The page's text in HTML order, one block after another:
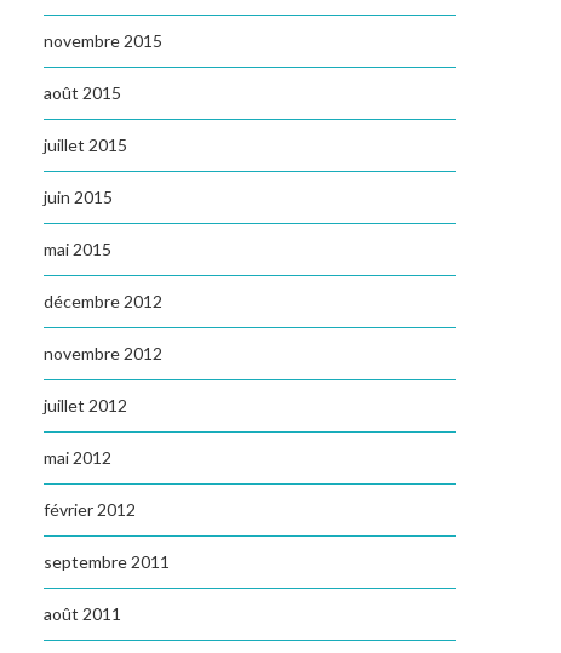
novembre 2015
août 2015
juillet 2015
juin 2015
mai 2015
décembre 2012
novembre 2012
juillet 2012
mai 2012
février 2012
septembre 2011
août 2011